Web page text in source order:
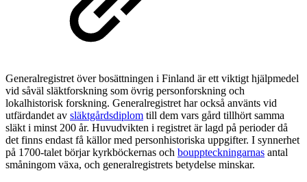
Generalregistret över bosättningen i Finland är ett viktigt hjälpmedel
vid såväl släktforskning som övrig personforskning och
lokalhistorisk forskning. Generalregistret har också använts vid
utfärdandet av släktgårdsdiplom till dem vars gård tillhört samma
släkt i minst 200 år. Huvudvikten i registret är lagd på perioder då
det finns endast få källor med personhistoriska uppgifter. I synnerhet
på 1700-talet börjar kyrkböckernas och bouppteckningarnas antal
småningom växa, och generalregistrets betydelse minskar.